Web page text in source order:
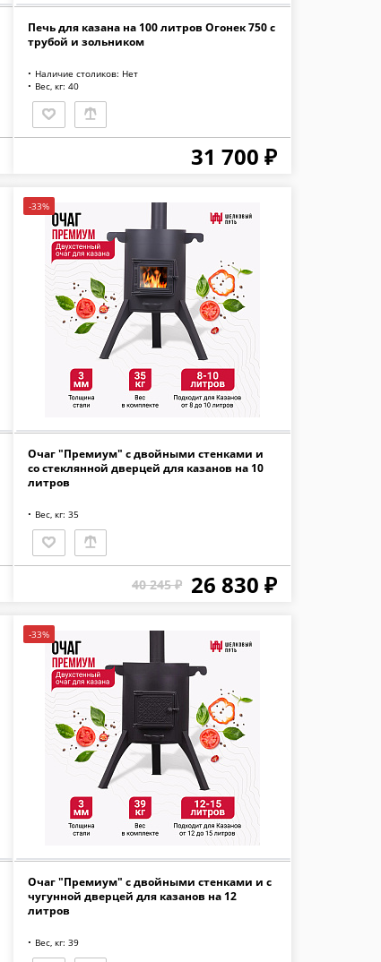
Печь для казана на 100 литров Огонек 750 с
трубой и зольником
Наличие столиков: Нет
Вес, кг: 40
31 700 ₽
-33%
Очаг "Премиум" с двойными стенками и
со стеклянной дверцей для казанов на 10
литров
Вес, кг: 35
40 245 ₽ 26 830 ₽
-33%
Очаг "Премиум" с двойными стенками и с
чугунной дверцей для казанов на 12
литров
Вес, кг: 39